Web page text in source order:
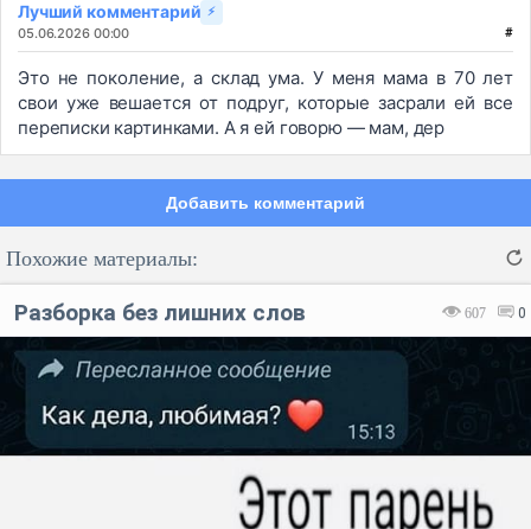
Лучший комментарий ⚡
05.06.2026 00:00 #
Это не поколение, а склад ума. У меня мама в 70 лет
свои уже вешается от подруг, которые засрали ей все
переписки картинками. А я ей говорю — мам, дер
Добавить комментарий
Похожие материалы:
607 0
Разборка без лишних слов